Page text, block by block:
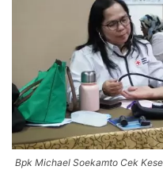
Bpk Michael Soekamto Cek